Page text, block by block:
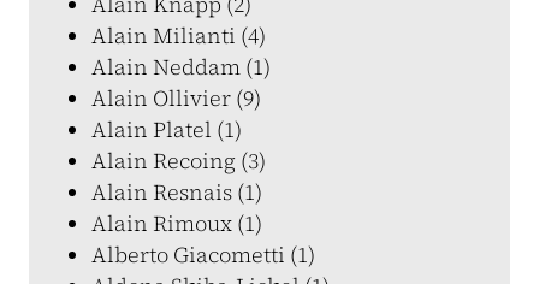
Alain Milianti (4)
Alain Neddam (1)
Alain Ollivier (9)
Alain Platel (1)
Alain Recoing (3)
Alain Resnais (1)
Alain Rimoux (1)
Alberto Giacometti (1)